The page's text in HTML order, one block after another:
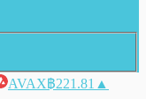
AVAX฿221.81 ▲